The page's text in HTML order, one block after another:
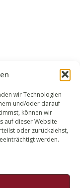
wir Technologien
und/oder darauf
können wir
auf dieser Website
oder zurückziehst,
werden.